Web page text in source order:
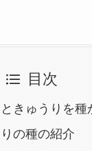
目次
きゅうりを種
の種の紹介